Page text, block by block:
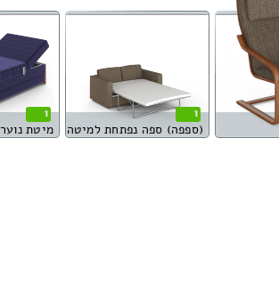
1
(ספפה) ספה נפתחת למיטה
1
מיטת נוער 1